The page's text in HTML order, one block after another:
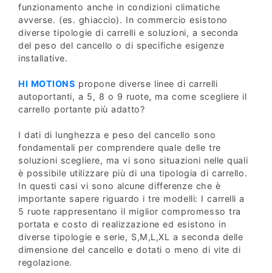
funzionamento anche in condizioni climatiche
avverse. (es. ghiaccio). In commercio esistono
diverse tipologie di carrelli e soluzioni, a seconda
del peso del cancello o di specifiche esigenze
installative.
HI MOTIONS propone diverse linee di carrelli
autoportanti, a 5, 8 o 9 ruote, ma come scegliere il
carrello portante più adatto?
I dati di lunghezza e peso del cancello sono
fondamentali per comprendere quale delle tre
soluzioni scegliere, ma vi sono situazioni nelle quali
è possibile utilizzare più di una tipologia di carrello.
In questi casi vi sono alcune differenze che è
importante sapere riguardo i tre modelli: I carrelli a
5 ruote rappresentano il miglior compromesso tra
portata e costo di realizzazione ed esistono in
diverse tipologie e serie, S,M,L,XL a seconda delle
dimensione del cancello e dotati o meno di vite di
regolazione.